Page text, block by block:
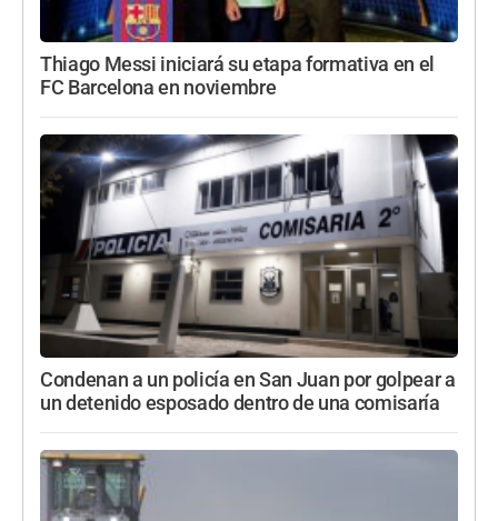
Thiago Messi iniciará su etapa formativa en el
FC Barcelona en noviembre
Condenan a un policía en San Juan por golpear a
un detenido esposado dentro de una comisaría